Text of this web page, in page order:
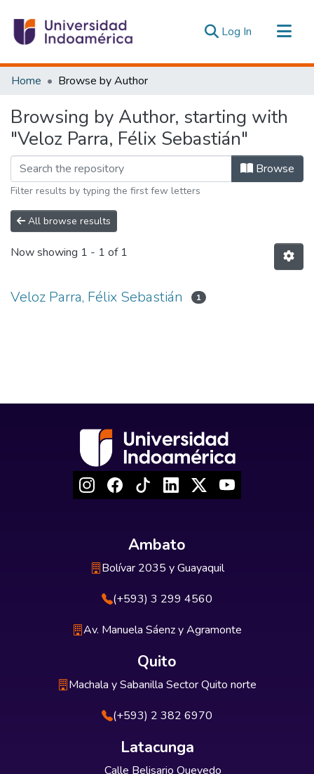
Log In (current)
Communities & Collections
Estadísticas Externas
Home Browse by Author
Browsing by Author, starting with
"Veloz Parra, Félix Sebastián"
Browse
Filter results by typing the first few letters
All browse results
Now showing 1 - 1 of 1
Veloz Parra, Félix Sebastián 1
Ambato
Bolívar 2035 y Guayaquil
(+593) 3 299 4560
Av. Manuela Sáenz y Agramonte
Quito
Machala y Sabanilla Sector Quito norte
(+593) 2 382 6970
Latacunga
Calle Belisario Quevedo